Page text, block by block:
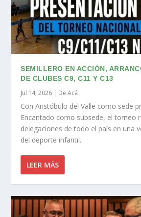
SEMILLERO EN ACCIÓN,
DE CLUBES C9, C11 Y C13
Jul 14, 2026 | De Acá
Con Aristóbulo del Valle como sede
Encantado como subsede, el torneo
delegaciones de todo el país en una
del deporte infantil.
LEER MÁS